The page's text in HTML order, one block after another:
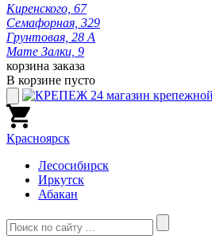
Киренского, 67
Семафорная, 329
Грунтовая, 28 А
Мате Залки, 9
корзина заказа
В корзине пусто
Красноярск
Лесосибирск
Иркутск
Абакан